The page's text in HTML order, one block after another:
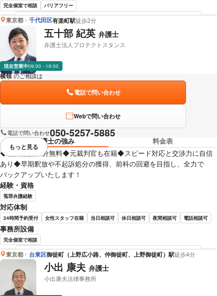
完全個室で相談 バリアフリー
内藤 幸徳 弁護士の詳細情報を見る
東京都 千代田区有楽町駅徒歩2分
五十部 紀英 弁護士
弁護士法人プロテクトスタンス
現在営業中09:00 - 19:00
横領 のご相談は
電話で問い合わせ
Webで問い合わせ
電話で問い合わせ050-5257-5885
弁護士の強み
料金表
◆初回相談30分無料◆元裁判官も在籍◆スピード対応と交渉力に自信
あり◆早期釈放や不起訴処分の獲得、前科の回避を目指し、全力で
バックアップいたします！
経験・資格
冤罪弁護経験
対応体制
24時間予約受付 女性スタッフ在籍 当日相談可 休日相談可 夜間相談可 電話相談可
事務所設備
完全個室で相談
五十部 紀英 弁護士の詳細情報を見る
視覚的に省略されている要素を
もっと見る
東京都 台東区御徒町（上野広小路、仲御徒町、上野御徒町）駅徒歩4分
小出 康夫 弁護士
小出康夫法律事務所